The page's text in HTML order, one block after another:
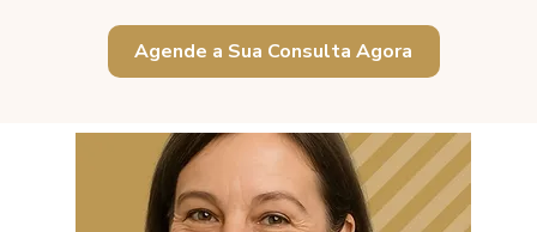
Agende a Sua Consulta Agora